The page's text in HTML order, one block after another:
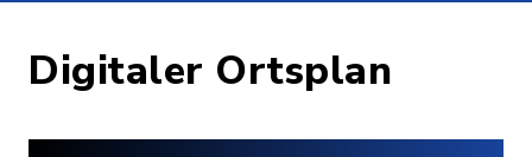
Digitaler Ortsplan